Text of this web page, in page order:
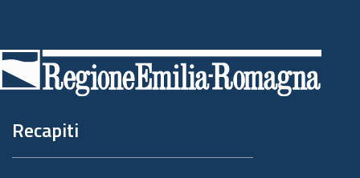
di
pagina
Recapiti